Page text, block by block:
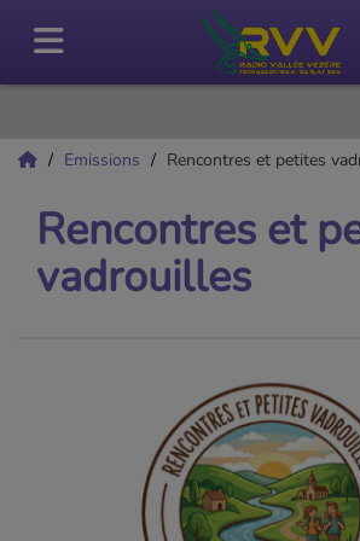
Emissions Rencontres et petites
Rencontres et
vadrouilles